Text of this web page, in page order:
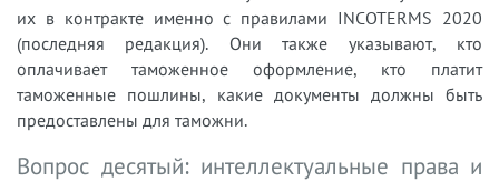
их в контракте именно с правилами INCOTERMS 2020
(последняя редакция). Они также указывают, кто
оплачивает таможенное оформление, кто платит
таможенные пошлины, какие документы должны быть
предоставлены для таможни.
Вопрос десятый: интеллектуальные права и